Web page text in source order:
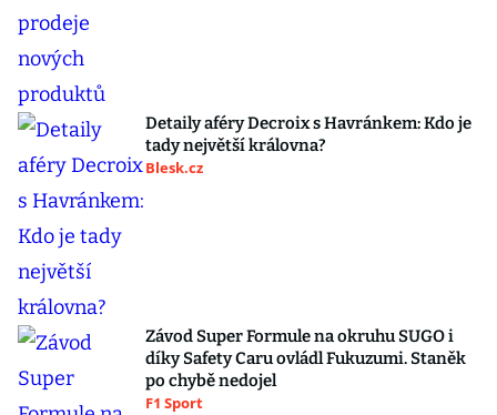
Detaily aféry Decroix s Havránkem: Kdo je
tady největší královna?
Blesk.cz
Závod Super Formule na okruhu SUGO i
díky Safety Caru ovládl Fukuzumi. Staněk
po chybě nedojel
F1 Sport